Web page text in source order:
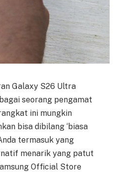
Galaxy S26 Ultra
seorang pengamat
ini mungkin
bisa dibilang ‘biasa
termasuk yang
menarik yang patut
Official Store